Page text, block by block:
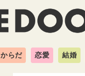
からだ 恋愛 結婚